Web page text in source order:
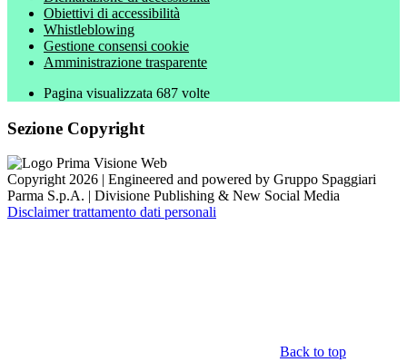
Obiettivi di accessibilità
Whistleblowing
Gestione consensi cookie
Amministrazione trasparente
Pagina visualizzata 687 volte
Sezione Copyright
Copyright 2026 | Engineered and powered by Gruppo Spaggiari
Parma S.p.A. | Divisione Publishing & New Social Media
Disclaimer trattamento dati personali
Back to top